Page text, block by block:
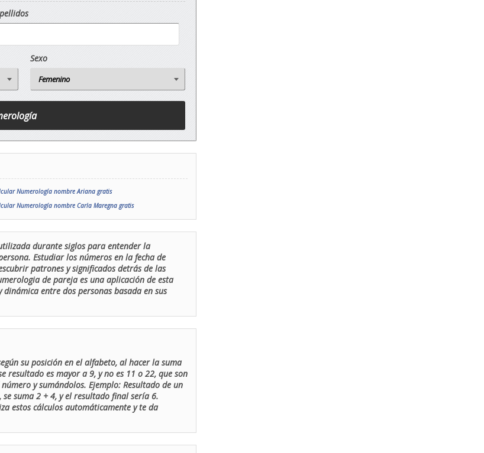
Sexo
Numerología nombre Ariana gratis
Numerología nombre Carla Maregna gratis
durante siglos para entender la
Estudiar los números en la fecha de
patrones y significados detrás de las
de pareja es una aplicación de esta
entre dos personas basada en sus
su posición en el alfabeto, al hacer la suma
resultado es mayor a 9, y no es 11 o 22, que son
y sumándolos. Ejemplo: Resultado de un
suma 2 + 4, y el resultado final sería 6.
estos cálculos automáticamente y te da